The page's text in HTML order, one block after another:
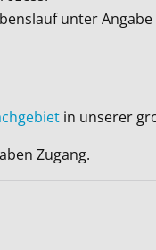
unter Angabe
in unserer
Zugang.